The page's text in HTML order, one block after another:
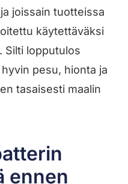
joissain tuotteissa
käytettäväksi
Silti lopputulos
pesu, hionta ja
tasaisesti maalin
ennen